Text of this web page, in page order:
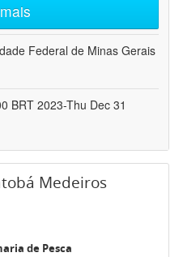
Federal de Minas Gerais
BRT 2023-Thu Dec 31
Medeiros
de Pesca